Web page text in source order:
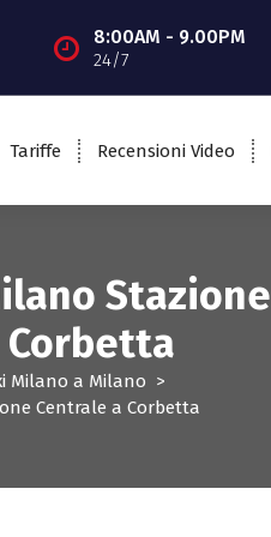
8:00AM - 9.00PM
24/7
Tariffe Recensioni Video
Stazione
Milano a Milano >
Centrale a Corbetta